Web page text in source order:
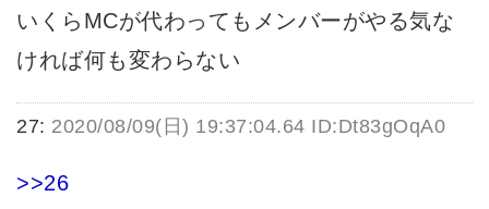
いくらMCが代わってもメンバーがやる気な
ければ何も変わらない
27: 2020/08/09(日) 19:37:04.64 ID:Dt83gOqA0
>>26